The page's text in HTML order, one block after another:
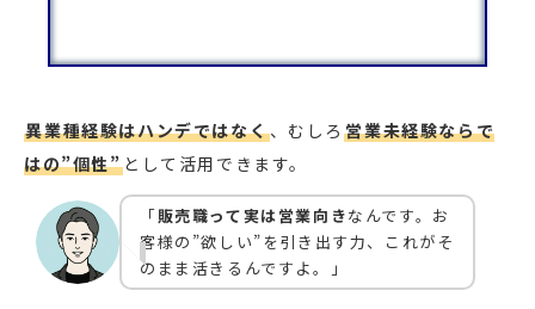
異業種経験はハンデではなく、むしろ 営業未経験ならで
はの”個性”として活用できます。
「販売職って実は営業向きなんです。お
客様の”欲しい”を引き出す力、これがそ
のまま活きるんですよ。」